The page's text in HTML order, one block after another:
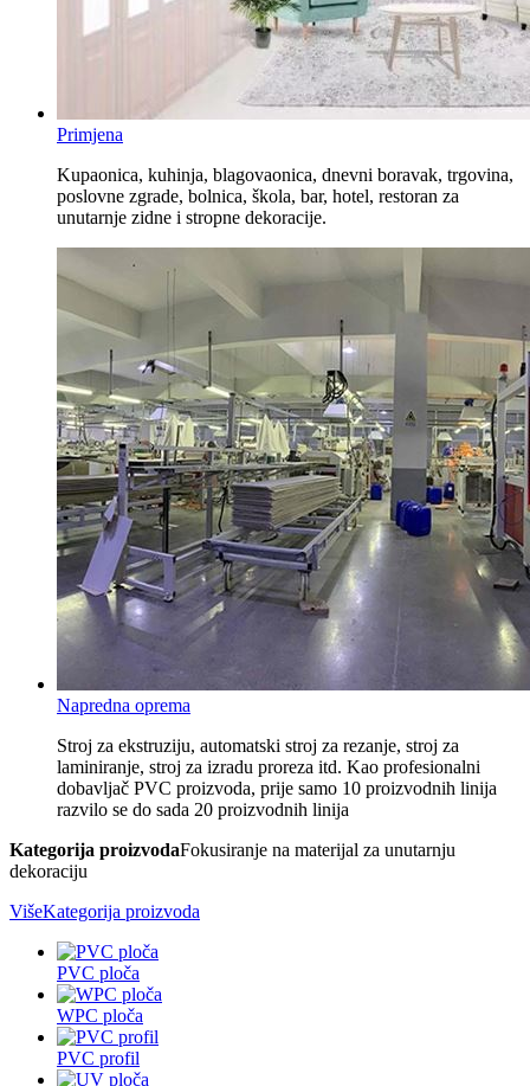
Primjena
Kupaonica, kuhinja, blagovaonica, dnevni boravak, trgovina,
poslovne zgrade, bolnica, škola, bar, hotel, restoran za
unutarnje zidne i stropne dekoracije.
Napredna oprema
Stroj za ekstruziju, automatski stroj za rezanje, stroj za
laminiranje, stroj za izradu proreza itd. Kao profesionalni
dobavljač PVC proizvoda, prije samo 10 proizvodnih linija
razvilo se do sada 20 proizvodnih linija
Kategorija proizvodaFokusiranje na materijal za unutarnju
dekoraciju
VišeKategorija proizvoda
PVC ploča
WPC ploča
PVC profil